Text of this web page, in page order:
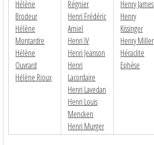
Hélène
Brodeur
Hélène
Montardre
Hélène
Ouvrard
Hélène Rioux
Régnier
Henri Frédéric
Amiel
Henri IV
Henri Jeanson
Henri
Lacordaire
Henri Lavedan
Henri Louis
Mencken
Henri Murger
Henry James
Henry
Kissinger
Henry Miller
Héraclite
Ephèse